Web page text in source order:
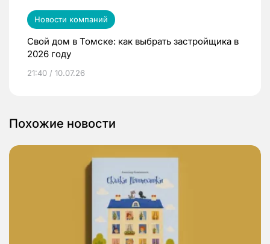
Новости компаний
Свой дом в Томске: как выбрать застройщика в
2026 году
21:40 / 10.07.26
Похожие новости